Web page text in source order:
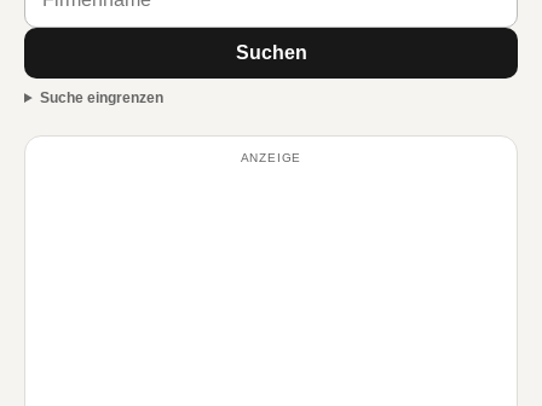
Suchen
Suche eingrenzen
ANZEIGE